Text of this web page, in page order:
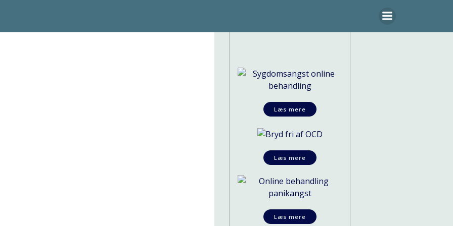
Læs mere
Læs mere
Læs mere